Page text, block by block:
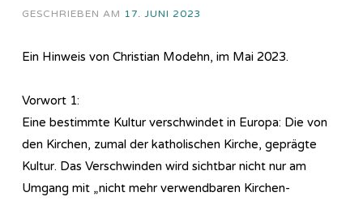
GESCHRIEBEN AM 17. JUNI 2023
Ein Hinweis von Christian Modehn, im Mai 2023.
Vorwort 1:
Eine bestimmte Kultur verschwindet in Europa: Die von
den Kirchen, zumal der katholischen Kirche, geprägte
Kultur. Das Verschwinden wird sichtbar nicht nur am
Umgang mit „nicht mehr verwendbaren Kirchen-